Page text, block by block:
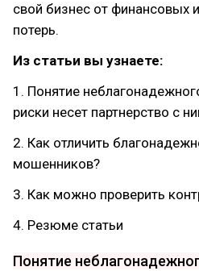
свой бизнес от финансовых
потерь.
Из статьи вы узнаете:
1. Понятие
риски несет партнерство с
2. Как отличить
мошенников?
3. Как можно проверить
4. Резюме статьи
Понятие